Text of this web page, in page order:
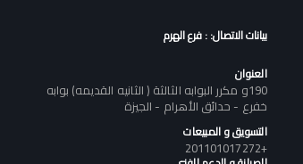
بيانات الاتصال: : فرع الهرم
العنوان
190و مكرر البوابه الثالثة ( الثانيه القديمه) بوابه
خفرع - حدائق الأهرام - الجيزة
التسويق و المبيعات
+201101017272